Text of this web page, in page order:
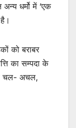
धर्मो में ‘एक
को बराबर
का सम्पदा के
चल- अचल,